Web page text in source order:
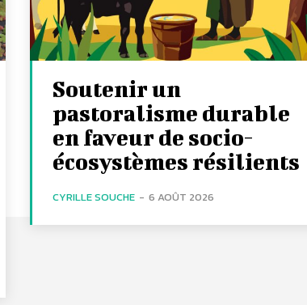
Soutenir un
pastoralisme durable
en faveur de socio-
écosystèmes résilients
CYRILLE SOUCHE - 6 AOÛT 2026